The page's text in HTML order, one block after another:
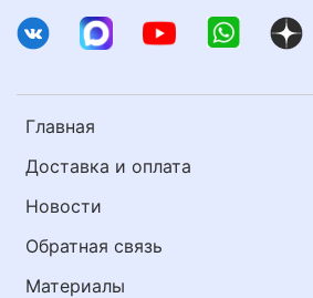
Главная
Доставка и оплата
Новости
Обратная связь
Материалы